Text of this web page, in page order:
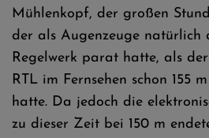
Mühlenkopf, der großen
der als Augenzeuge natürlich
Regelwerk parat hatte, als
RTL im Fernsehen schon 155
hatte. Da jedoch die
zu dieser Zeit bei 150 m